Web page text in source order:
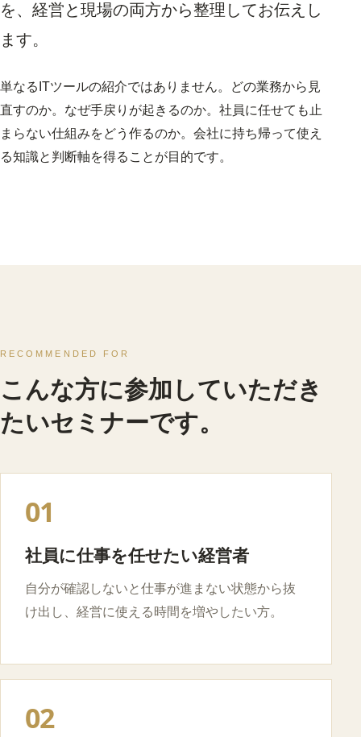
を、経営と現場の両方から整理してお伝えし
ます。
単なるITツールの紹介ではありません。どの業務から見
直すのか。なぜ手戻りが起きるのか。社員に任せても止
まらない仕組みをどう作るのか。会社に持ち帰って使え
る知識と判断軸を得ることが目的です。
RECOMMENDED FOR
こんな方に参加していただき
たいセミナーです。
01
社員に仕事を任せたい経営者
自分が確認しないと仕事が進まない状態から抜
け出し、経営に使える時間を増やしたい方。
02